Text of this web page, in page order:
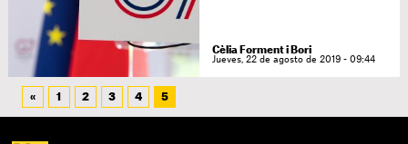
Cèlia Forment i Bori
Jueves, 22 de agosto de 2019 - 09:44
« 1 2 3 4 5